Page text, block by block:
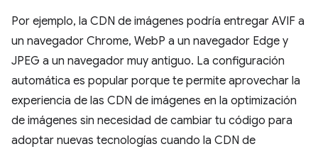
Por ejemplo, la CDN de imágenes podría entregar AVIF a
un navegador Chrome, WebP a un navegador Edge y
JPEG a un navegador muy antiguo. La configuración
automática es popular porque te permite aprovechar la
experiencia de las CDN de imágenes en la optimización
de imágenes sin necesidad de cambiar tu código para
adoptar nuevas tecnologías cuando la CDN de